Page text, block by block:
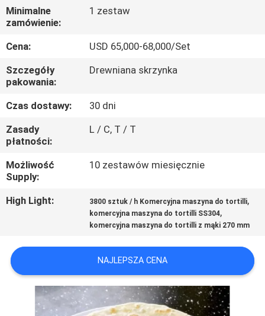
PO
FABRYCE
KONTROLA
JAKOŚCI
SKONTAKTUJ
SIĘ
Z
NAMI
O
WYCENĘ
SITEMAP
Minimalne
zamówienie:
1 zestaw
Cena:
USD 65,000-68,000/Set
Szczegóły
pakowania:
Drewniana skrzynka
Czas dostawy:
30 dni
Zasady
płatności:
L / C, T / T
Możliwość
Supply:
10 zestawów miesięcznie
High Light: 3800 sztuk / h Komercyjna maszyna do tortilli,
komercyjna maszyna do tortilli SS304,
komercyjna maszyna do tortilli z mąki 270 mm
NAJLEPSZA CENA